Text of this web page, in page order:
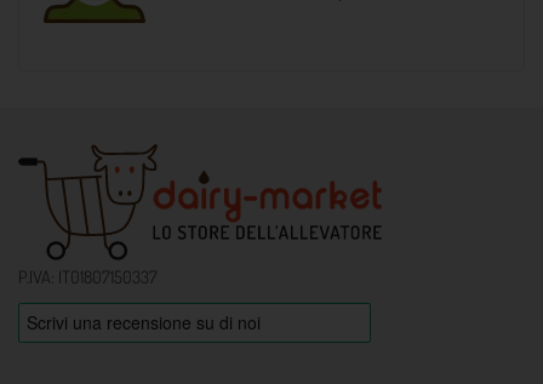
P.IVA: IT01807150337